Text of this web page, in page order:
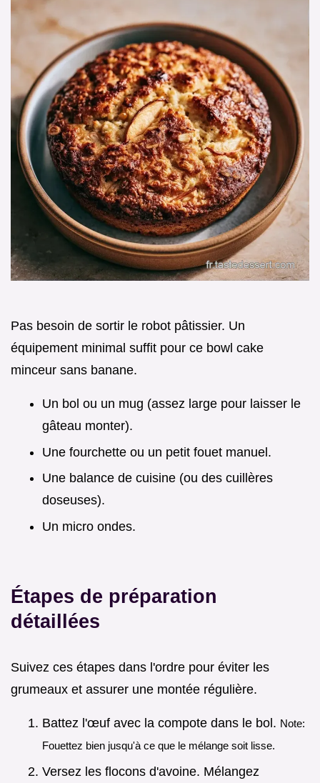
Pas besoin de sortir le robot pâtissier. Un
équipement minimal suffit pour ce bowl cake
minceur sans banane.
Un bol ou un mug (assez large pour laisser le
gâteau monter).
Une fourchette ou un petit fouet manuel.
Une balance de cuisine (ou des cuillères
doseuses).
Un micro ondes.
Étapes de préparation
détaillées
Suivez ces étapes dans l'ordre pour éviter les
grumeaux et assurer une montée régulière.
Battez l'œuf avec la compote dans le bol. Note:
Fouettez bien jusqu'à ce que le mélange soit lisse.
Versez les flocons d'avoine. Mélangez